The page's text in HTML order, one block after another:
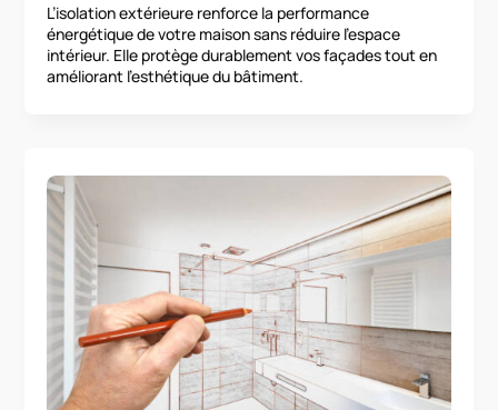
L’isolation extérieure renforce la performance
énergétique de votre maison sans réduire l’espace
intérieur. Elle protège durablement vos façades tout en
améliorant l’esthétique du bâtiment.